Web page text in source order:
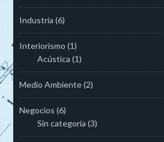
Industria (6)
Interiorismo (1)
Acústica (1)
Medio Ambiente(2)
Negocios (6)
Sin categoría (3)